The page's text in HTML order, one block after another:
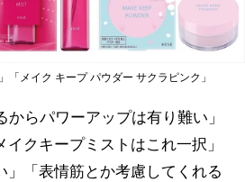
「メイク キープ パウダー サクラピンク」
らパワーアップは有り難い」
イクキープミストはこれ一択」
」「表情筋とか考慮してくれる